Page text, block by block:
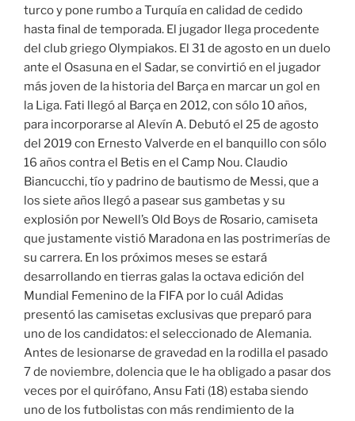
turco y pone rumbo a Turquía en calidad de cedido
hasta final de temporada. El jugador llega procedente
del club griego Olympiakos. El 31 de agosto en un duelo
ante el Osasuna en el Sadar, se convirtió en el jugador
más joven de la historia del Barça en marcar un gol en
la Liga. Fati llegó al Barça en 2012, con sólo 10 años,
para incorporarse al Alevín A. Debutó el 25 de agosto
del 2019 con Ernesto Valverde en el banquillo con sólo
16 años contra el Betis en el Camp Nou. Claudio
Biancucchi, tío y padrino de bautismo de Messi, que a
los siete años llegó a pasear sus gambetas y su
explosión por Newell’s Old Boys de Rosario, camiseta
que justamente vistió Maradona en las postrimerías de
su carrera. En los próximos meses se estará
desarrollando en tierras galas la octava edición del
Mundial Femenino de la FIFA por lo cuál Adidas
presentó las camisetas exclusivas que preparó para
uno de los candidatos: el seleccionado de Alemania.
Antes de lesionarse de gravedad en la rodilla el pasado
7 de noviembre, dolencia que le ha obligado a pasar dos
veces por el quirófano, Ansu Fati (18) estaba siendo
uno de los futbolistas con más rendimiento de la